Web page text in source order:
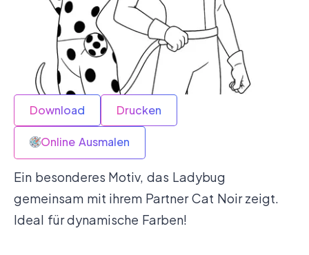
Download Drucken
Online Ausmalen
Ein besonderes Motiv, das Ladybug
gemeinsam mit ihrem Partner Cat Noir zeigt.
Ideal für dynamische Farben!